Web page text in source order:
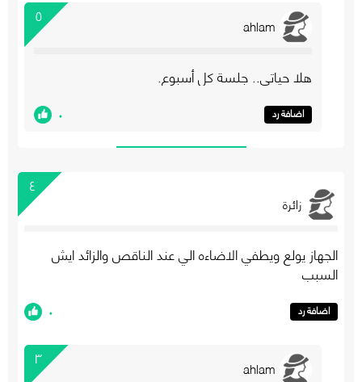
٥ ahlam
هلا حياتي.. جلسة كل أسبوع.
اضافة رد ٠
٤
زائرة
الجهاز يولع ويطفي الاضاءه الي عند الناقص والزائد ايش
السبب
اضافة رد ٠
٣ ahlam